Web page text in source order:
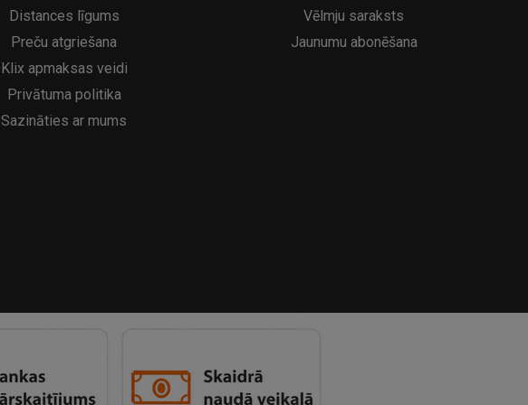
Distances līgums
Preču atgriešana
Klix apmaksas veidi
Privātuma politika
Sazināties ar mums
Vēlmju saraksts
Jaunumu abonēšana